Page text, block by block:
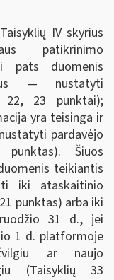
IV skyrius
patikrinimo
pats duomenis
— nustatyti
22, 23 punktai);
yra teisinga ir
pardavėjo
Šiuos
teikiantis
iki ataskaitinio
punktas) arba iki
31 d., jei
1 d. platformoje
ar naujo
(Taisyklių 33